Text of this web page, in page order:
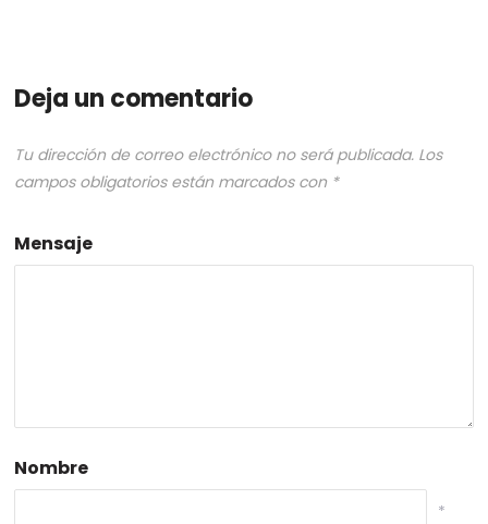
Deja un comentario
Tu dirección de correo electrónico no será publicada. Los
campos obligatorios están marcados con *
Mensaje
Nombre
*